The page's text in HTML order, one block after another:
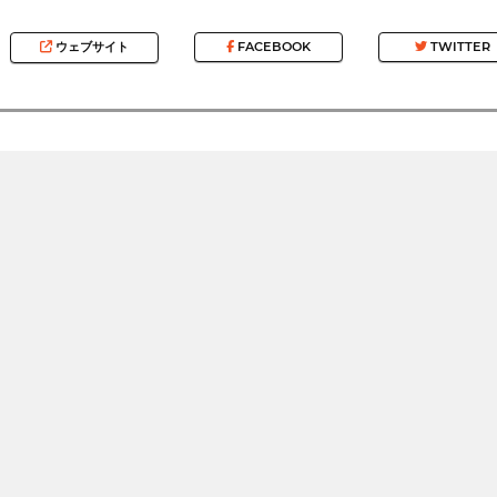
ウェブサイト FACEBOOK TWITTER